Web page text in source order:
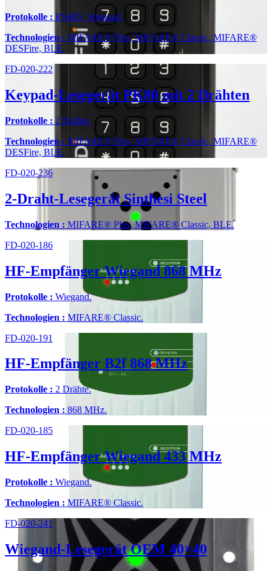
Protokolle : RS485, Wiegand.
Technologien : MIFARE® Plus, MIFARE® Classic, MIFARE®
DESFire, BLE.
FD-020-222
Keypad-Lesegerät PK80 mit 2 Drähten
Protokolle : 2 Drähte.
Technologien : MIFARE® Plus, MIFARE® Classic, MIFARE®
DESFire, BLE.
FD-020-236
2-Draht-Lesegerät Sinthesi Steel
Technologien : MIFARE® Plus, MIFARE® Classic, BLE.
FD-020-186
HF-Empfänger Wiegand 868 MHz
Protokolle : Wiegand.
Technologien : MIFARE® Classic.
FD-020-191
HF-Empfänger B2f 868 MHz
Protokolle : 2 Drähte.
Technologien : 868 MHz.
FD-020-185
HF-Empfänger Wiegand 433 MHz
Protokolle : Wiegand.
Technologien : MIFARE® Classic.
FD-020-241
Wiegand-Lesegerät OEM 40×40